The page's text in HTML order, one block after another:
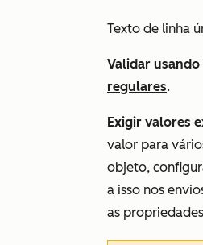
Texto de linha
Validar
regulares.
Exigir valores
valor para
objeto,
a isso nos
as